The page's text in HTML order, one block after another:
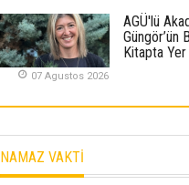
SABAHATTİN
Kayserispor,
puana Ulaştı
01 Mayis 2026
AGÜ'lü
Güngör’ün
Kitapta Yer
07 Agustos 2026
NAMAZ VAKTİ